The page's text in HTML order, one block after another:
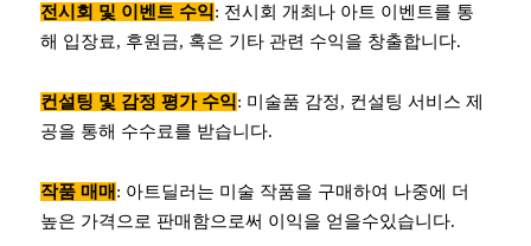
전시회 및 이벤트 수익: 전시회 개최나 아트 이벤트를 통
해 입장료, 후원금, 혹은 기타 관련 수익을 창출합니다.
컨설팅 및 감정 평가 수익: 미술품 감정, 컨설팅 서비스 제
공을 통해 수수료를 받습니다.
작품 매매 : 아트딜러는 미술 작품을 구매하여 나중에 더
높은 가격으로 판매함으로써 이익을 얻을수있습니다.